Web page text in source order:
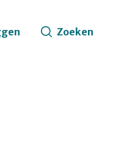
Zoeken